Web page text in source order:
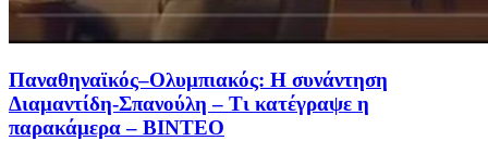
Παναθηναϊκός–Ολυμπιακός: Η συνάντηση
Διαμαντίδη-Σπανούλη – Τι κατέγραψε η
παρακάμερα – ΒΙΝΤΕΟ